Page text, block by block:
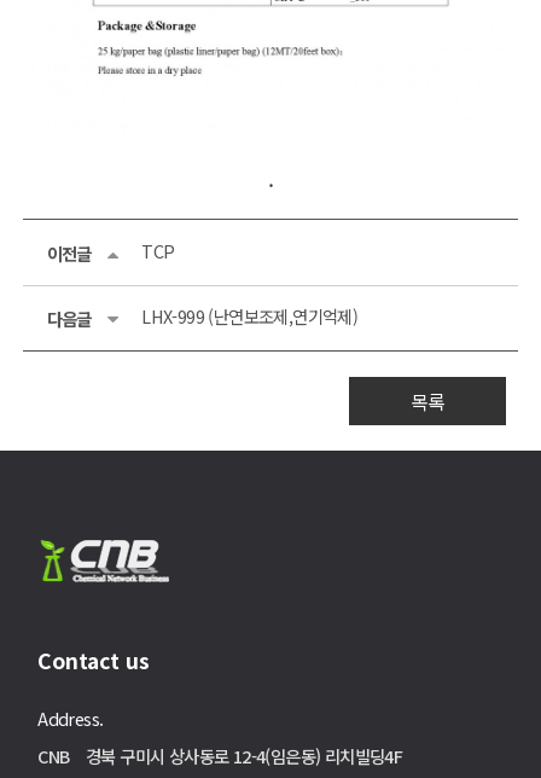
.
이전글 TCP
다음글 LHX-999 (난연보조제,연기억제)
목록
Contact us
Address.
CNB 경북 구미시 상사동로 12-4(임은동) 리치빌딩4F